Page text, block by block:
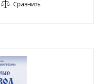
Сравнить